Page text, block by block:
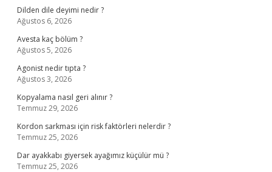
Dilden dile deyimi nedir ?
Ağustos 6, 2026
Avesta kaç bölüm ?
Ağustos 5, 2026
Agonist nedir tıpta ?
Ağustos 3, 2026
Kopyalama nasıl geri alınır ?
Temmuz 29, 2026
Kordon sarkması için risk faktörleri nelerdir ?
Temmuz 25, 2026
Dar ayakkabı giyersek ayağımız küçülür mü ?
Temmuz 25, 2026